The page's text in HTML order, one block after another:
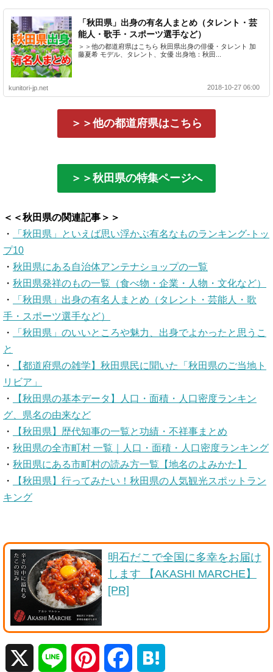
「秋田県」出身の有名人まとめ（タレント・芸
能人・歌手・スポーツ選手など）
＞＞他の都道府県はこちら 秋田県出身の俳優・タレント 加
藤夏希 モデル、タレント、女優 出身地：秋田...
kunitori-jp.net 2018-10-27 06:00
＞＞他の都道府県はこちら
＞＞秋田県の特集ページへ
＜＜秋田県の関連記事＞＞
・
「秋田県」といえば思い浮かぶ有名なものランキング-トッ
プ10
・ 秋田県にある自治体アンテナショップの一覧
・ 秋田県発祥のもの一覧（食べ物・企業・人物・文化など）
・
「秋田県」出身の有名人まとめ（タレント・芸能人・歌
手・スポーツ選手など）
・
「秋田県」のいいところや魅力、出身でよかったと思うこ
と
・
【都道府県の雑学】秋田県民に聞いた「秋田県のご当地ト
リビア」
・
【秋田県の基本データ】人口・面積・人口密度ランキン
グ、県名の由来など
・
【秋田県】歴代知事の一覧と功績・不祥事まとめ
・ 秋田県の全市町村 一覧｜人口・面積・人口密度ランキング
・ 秋田県にある市町村の読み方一覧【地名のよみかた】
・
【秋田県】行ってみたい！秋田県の人気観光スポットラン
キング
明石だこで全国に多幸をお届け
します 【AKASHI MARCHE】
[PR]